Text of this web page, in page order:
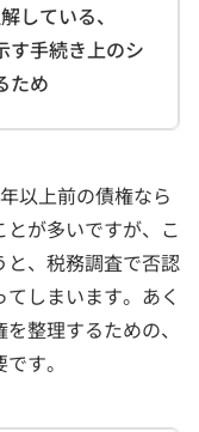
している、
す手続き上のシ
ため
以上前の債権なら
が多いですが、こ
、税務調査で否認
しまいます。あく
整理するための、
す。